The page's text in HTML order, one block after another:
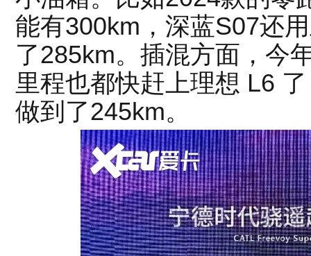
能有300km，深蓝S07还
了285km。插混方面，今
里程也都快赶上理想 L6
做到了245km。